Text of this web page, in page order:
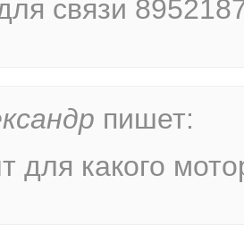
связи
пишет:
для какого